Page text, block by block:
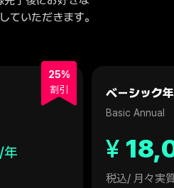
ていただきます。
25%
割引
/年
ベーシック
Basic Annual
¥
税込/ 月々実